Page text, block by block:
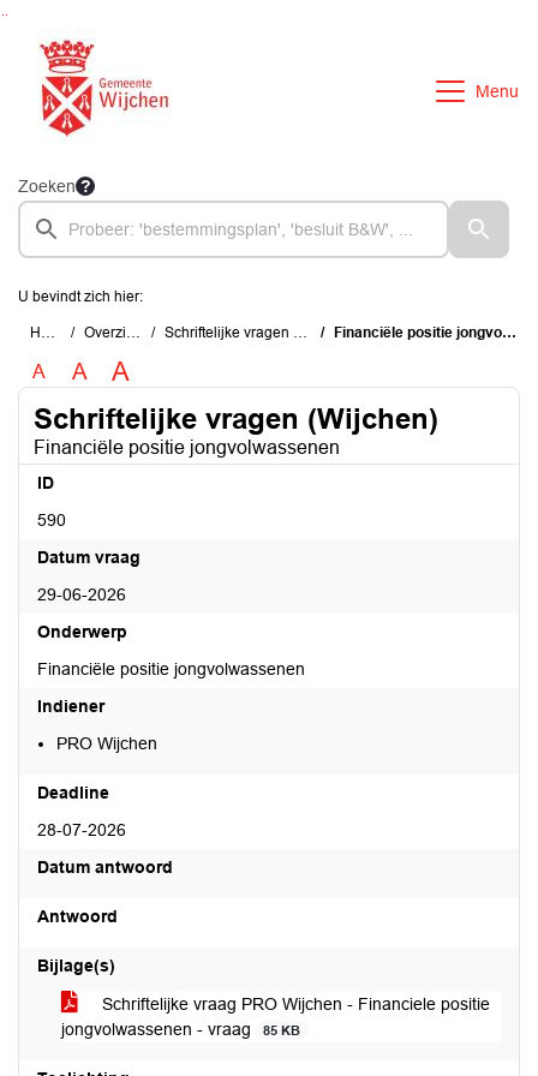
Ga naar de inhoud van deze pagina
Ga naar het zoeken
Ga naar het menu
Menu
Zoeken
U bevindt zich hier:
Home Overzichten Schriftelijke vragen (Wijchen) Financiële positie jongvolwassenen
A A A
Schriftelijke vragen (Wijchen)
Financiële positie jongvolwassenen
ID
590
Datum vraag
29-06-2026
Onderwerp
Financiële positie jongvolwassenen
Indiener
PRO Wijchen
Deadline
28-07-2026
Datum antwoord
Antwoord
Bijlage(s)
Schriftelijke vraag PRO Wijchen - Financiele positie
jongvolwassenen - vraag
85 KB